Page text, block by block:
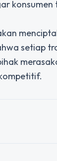
konsumen
setiap